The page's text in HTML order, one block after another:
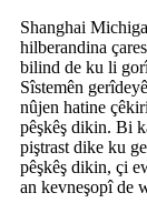
Shanghai
hilberandina
bilind de ku li
Sîstemên
nûjen hatine
pêşkêş dikin. Bi
piştrast dike ku
pêşkêş dikin, çi
an kevneşopî de